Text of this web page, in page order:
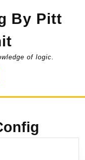
By Pitt
of logic.